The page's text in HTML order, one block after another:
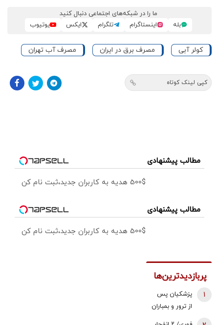
ما را در شبکه‌های اجتماعی دنبال کنید
بله
اینستاگرام تلگرام ایکس یوتیوب
کولر آبی مصرف برق در ایران مصرف آب تهران
کپی لینک کوتاه
مطالب پیشنهادی
500$ هدیه به کاربران جدید،ثبت نام کن
مطالب پیشنهادی
500$ هدیه به کاربران جدید،ثبت نام کن
پربازدیدترین‌ها
پزشکیان پس
از ترور و بمباران
1